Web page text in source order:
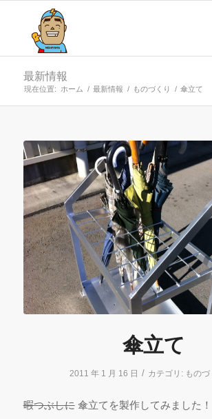
最新情報
現在位置: ホーム / 最新情報 / ものづくり / 傘立て
傘立て
2011 年 1 月 16 日 / カテゴリ: ものづ
暇つぶしに傘立てを製作してみました！